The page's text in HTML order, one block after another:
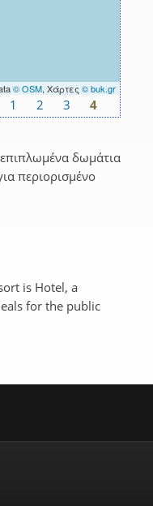
© OSM, Χάρτες © buk.gr
1 2 3
4
δωμάτια
περιορισμένο
is Hotel, a
for the public